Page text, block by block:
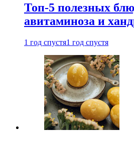
Топ-5 полезных
авитаминоза и
1 год спустя1 год спустя